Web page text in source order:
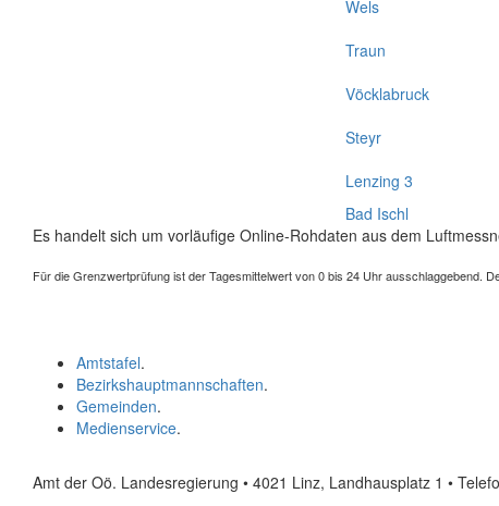
Wels
Traun
Vöcklabruck
Steyr
Lenzing 3
Bad Ischl
Es handelt sich um vorläufige Online-Rohdaten aus dem
Für die Grenzwertprüfung ist der Tagesmittelwert von 0 bis 24 Uhr ausschlaggebend.
Amtstafel.
Bezirkshauptmannschaften.
Gemeinden.
Medienservice.
Amt der Oö. Landesregierung • 4021 Linz, Landhausplatz 1 •